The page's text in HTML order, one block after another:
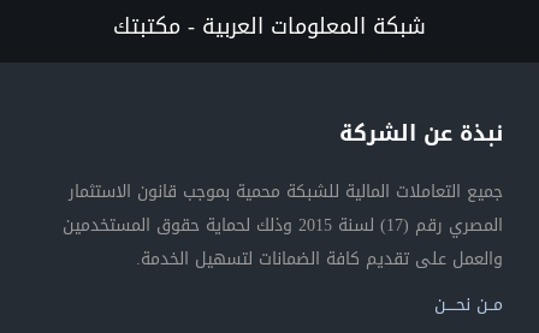
شبكة المعلومات العربية - مكتبتك
نبذة عن الشركة
جميع التعاملات المالية للشبكة محمية بموجب قانون الاستثمار
المصري رقم (17) لسنة 2015 وذلك لحماية حقوق المستخدمين
والعمل على تقديم كافة الضمانات لتسهيل الخدمة.
مــن نحــــن